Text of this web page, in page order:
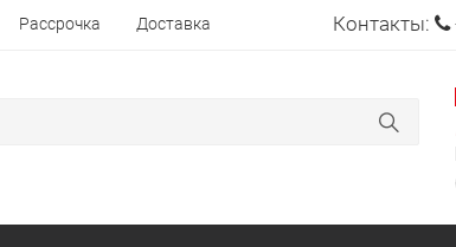
Рассрочка Доставка Контакты: